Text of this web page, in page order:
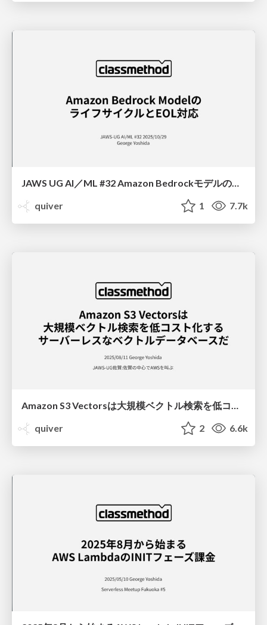
JAWS UG AI／ML #32 Amazon BedrockモデルのライフサイクルとEOL対応/How Amazon Bedrock Model Lifecycle Works
quiver
1 7.7k
Amazon S3 Vectorsは大規模ベクトル検索を低コスト化するサーバーレスなベクトルデータベースだ #jawsugsaga / S3 Vectors As A Serverless Vector Database
quiver
2 6.6k